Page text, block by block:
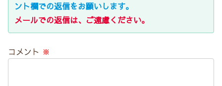
ント欄での返信をお願いします。
メールでの返信は、ご遠慮ください。
コメント ※